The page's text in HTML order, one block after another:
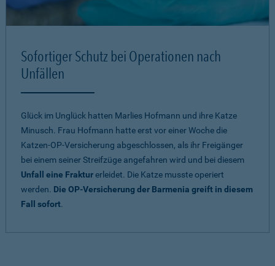
Sofortiger Schutz bei Operationen nach
Unfällen
Glück im Unglück hatten Marlies Hofmann und ihre Katze
Minusch. Frau Hofmann hatte erst vor einer Woche die
Katzen-OP-Versicherung abgeschlossen, als ihr Freigänger
bei einem seiner Streifzüge angefahren wird und bei diesem
Unfall eine Frakturerleidet. Die Katze musste operiert
werden. Die OP-Versicherung der Barmenia greift in diesem
Fall sofort.